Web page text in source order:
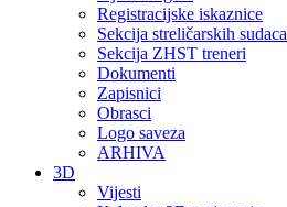
Registracijske iskaznice
Sekcija streličarskih sudaca
Sekcija ZHST treneri
Dokumenti
Zapisnici
Obrasci
Logo saveza
ARHIVA
3D
Vijesti